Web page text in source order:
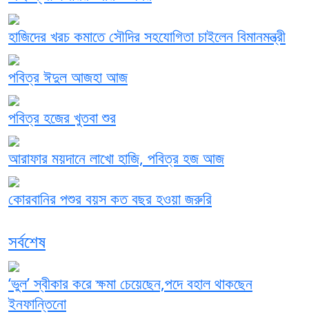
হাজিদের খরচ কমাতে সৌদির সহযোগিতা চাইলেন বিমানমন্ত্রী
পবিত্র ঈদুল আজহা আজ
পবিত্র হজের খুতবা শুর
আরাফার ময়দানে লাখো হাজি, পবিত্র হজ আজ
কোরবানির পশুর বয়স কত বছর হওয়া জরুরি
সর্বশেষ
‘ভুল’ স্বীকার করে ক্ষমা চেয়েছেন,পদে বহাল থাকছেন
ইনফান্তিনো